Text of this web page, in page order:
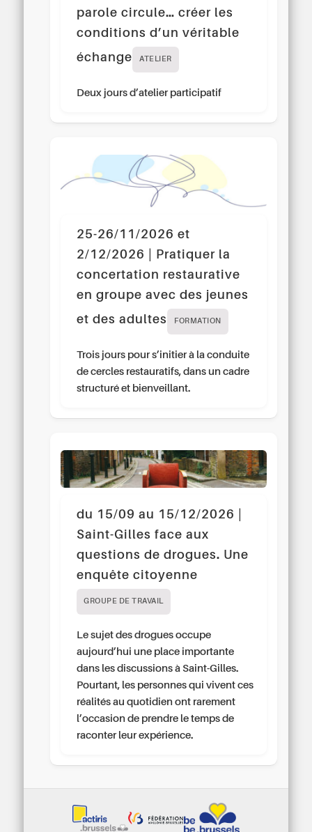
parole circule… créer les
conditions d’un véritable
échange
ATELIER
Deux jours d’atelier participatif
25-26/11/2026 et
2/12/2026 | Pratiquer la
concertation restaurative
en groupe avec des jeunes
et des adultes
FORMATION
Trois jours pour s’initier à la conduite
de cercles restauratifs, dans un cadre
structuré et bienveillant.
du 15/09 au 15/12/2026 |
Saint-Gilles face aux
questions de drogues. Une
enquête citoyenne
GROUPE DE TRAVAIL
Le sujet des drogues occupe
aujourd’hui une place importante
dans les discussions à Saint-Gilles.
Pourtant, les personnes qui vivent ces
réalités au quotidien ont rarement
l’occasion de prendre le temps de
raconter leur expérience.